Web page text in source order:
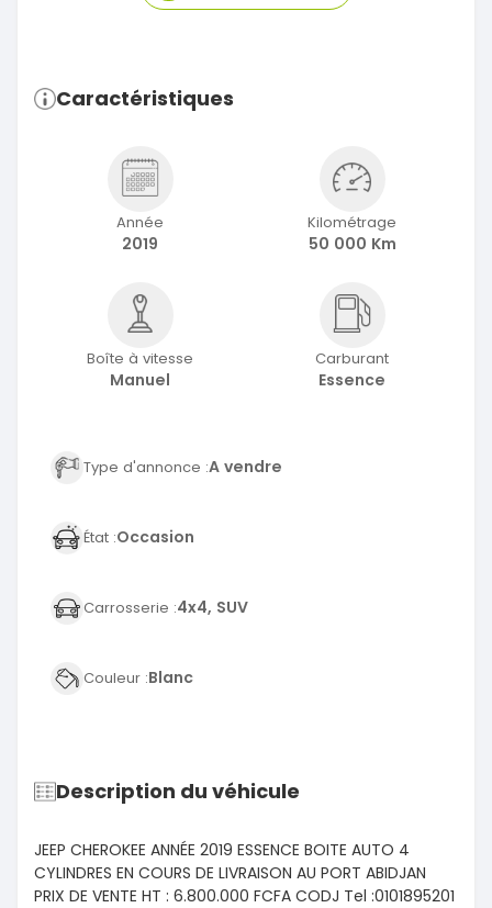
Caractéristiques
Année
2019
Kilométrage
50 000 Km
Boîte à vitesse
Manuel
Carburant
Essence
Type d'annonce :A vendre
État :Occasion
Carrosserie :4x4, SUV
Couleur :Blanc
Description du véhicule
JEEP CHEROKEE ANNÉE 2019 ESSENCE BOITE AUTO 4
CYLINDRES EN COURS DE LIVRAISON AU PORT ABIDJAN
PRIX DE VENTE HT : 6.800.000 FCFA CODJ Tel :0101895201